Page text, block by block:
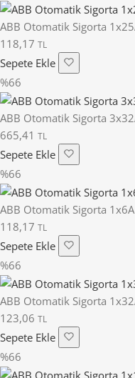
ABB Otomatik Sigorta
118,17 TL
Sepete Ekle
%66
ABB Otomatik Sigorta
665,41 TL
Sepete Ekle
%66
ABB Otomatik Sigorta
118,17 TL
Sepete Ekle
%66
ABB Otomatik Sigorta
123,06 TL
Sepete Ekle
%66